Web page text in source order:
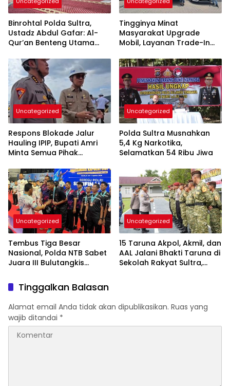
Binrohtal Polda Sultra,
Ustadz Abdul Gafar: Al-
Qur’an Benteng Utama
Penyimpangan Sosial
Tingginya Minat
Masyarakat Upgrade
Mobil, Layanan Trade-In
Permintaan
Uncategorized
Respons Blokade Jalur
Hauling IPIP, Bupati Amri
Minta Semua Pihak
Kepastian Hukum
Uncategorized
Polda Sultra Musnahkan
5,4 Kg Narkotika,
Selamatkan 54 Ribu Jiwa
Uncategorized
Tembus Tiga Besar
Nasional, Polda NTB Sabet
Juara III Bulutangkis
Uncategorized
15 Taruna Akpol, Akmil, dan
AAL Jalani Bhakti Taruna di
Sekolah Rakyat Sultra,
Tinggalkan Balasan
Alamat email Anda tidak akan dipublikasikan. Ruas yang
wajib ditandai *